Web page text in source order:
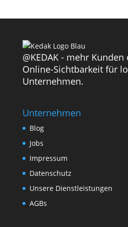
@KEDAK - mehr
Online-Sichtbarkeit für
Unternehmen.
Unternehmen
Blog
Jobs
Impressum
Datenschutz
Unsere Dienstleistungen
AGBs